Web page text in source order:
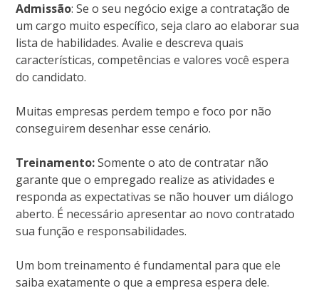
Admissão: Se o seu negócio exige a contratação de
um cargo muito específico, seja claro ao elaborar sua
lista de habilidades. Avalie e descreva quais
características, competências e valores você espera
do candidato.
Muitas empresas perdem tempo e foco por não
conseguirem desenhar esse cenário.
Treinamento:Somente o ato de contratar não
garante que o empregado realize as atividades e
responda as expectativas se não houver um diálogo
aberto. É necessário apresentar ao novo contratado
sua função e responsabilidades.
Um bom treinamento é fundamental para que ele
saiba exatamente o que a empresa espera dele.